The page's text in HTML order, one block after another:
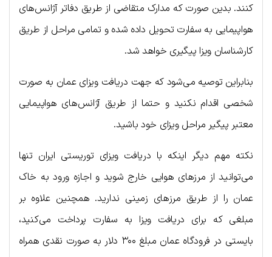
کنند. بدین صورت که مدارک متقاضی از طریق دفاتر آژانس‌های
هواپیمایی به سفارت تحویل داده شده و تمامی مراحل از طریق
کارشناسان ویزا پیگیری خواهد شد.
بنابراین توصیه می‌شود که جهت دریافت ویز‌ای عمان به صورت
شخصی اقدام نکنید و حتما از طریق آژانس‌های هواپیمایی
معتبر پیگیر مراحل ویزای خود باشید.
نکته مهم دیگر اینکه با دریافت ویزای توریستی ایران تنها
می‌توانید از مرزهای هوایی خارج شوید و اجازه ورود به خاک
عمان را از طریق مرزهای زمینی ندارید. همچنین علاوه بر
مبلغی که برای دریافت ویزا به سفارت پرداخت می‌کنید،
بایستی در فرودگاه عمان مبلغ ۳۰۰ دلار به صورت نقدی همراه